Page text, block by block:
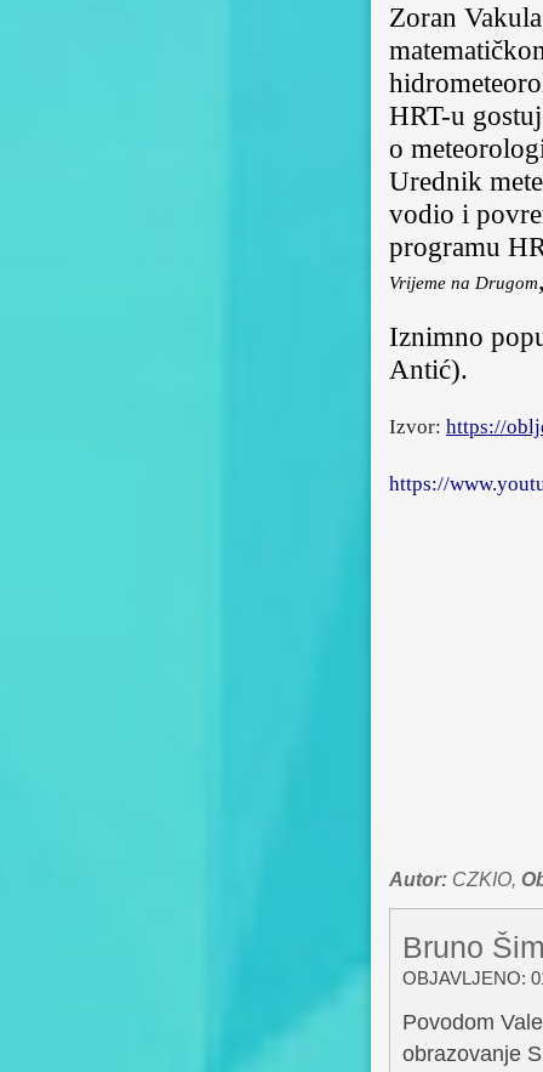
Zoran
HRT-u
o
Urednik
vodio i
programu
Vrijeme na Drugom
Iznimno
Antić).
Izvor: https://
https://
Autor: CZKIO,
Bruno
OBJAVLJENO:
Povodom
obrazovanje